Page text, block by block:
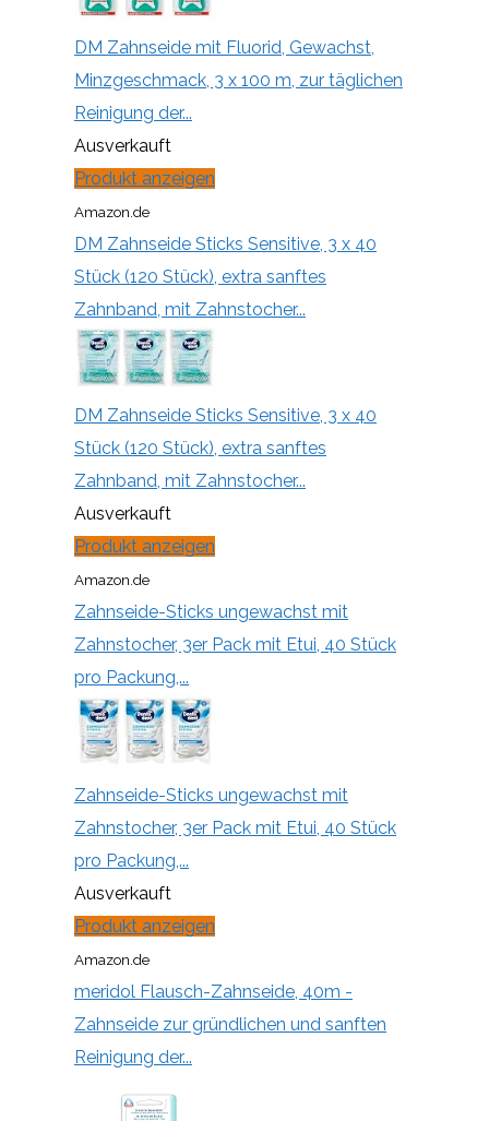
DM Zahnseide mit Fluorid, Gewachst,
Minzgeschmack, 3 x 100 m, zur täglichen
Reinigung der...
Ausverkauft
Produkt anzeigen
Amazon.de
DM Zahnseide Sticks Sensitive, 3 x 40
Stück (120 Stück), extra sanftes
Zahnband, mit Zahnstocher...
DM Zahnseide Sticks Sensitive, 3 x 40
Stück (120 Stück), extra sanftes
Zahnband, mit Zahnstocher...
Ausverkauft
Produkt anzeigen
Amazon.de
Zahnseide-Sticks ungewachst mit
Zahnstocher, 3er Pack mit Etui, 40 Stück
pro Packung,...
Zahnseide-Sticks ungewachst mit
Zahnstocher, 3er Pack mit Etui, 40 Stück
pro Packung,...
Ausverkauft
Produkt anzeigen
Amazon.de
meridol Flausch-Zahnseide, 40m -
Zahnseide zur gründlichen und sanften
Reinigung der...